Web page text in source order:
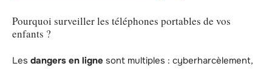
Pourquoi surveiller les téléphones portables de vos
enfants ?
Les dangers en ligne sont multiples : cyberharcèlement,